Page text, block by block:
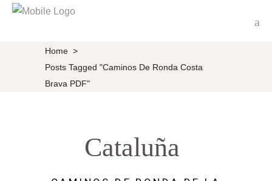
Home >
Posts Tagged "Caminos De Ronda Costa
Brava PDF"
Cataluña